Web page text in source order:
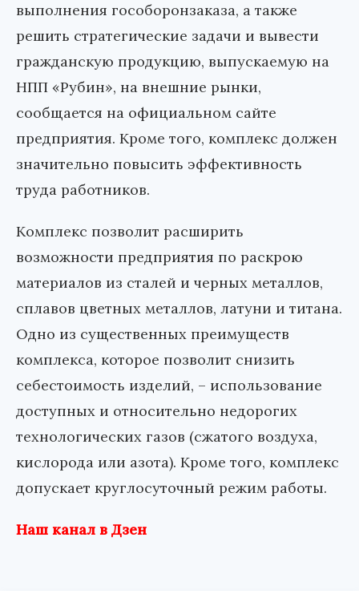
выполнения гособоронзаказа, а также
решить стратегические задачи и вывести
гражданскую продукцию, выпускаемую на
НПП «Рубин», на внешние рынки,
сообщается на официальном сайте
предприятия. Кроме того, комплекс должен
значительно повысить эффективность
труда работников.
Комплекс позволит расширить
возможности предприятия по раскрою
материалов из сталей и черных металлов,
сплавов цветных металлов, латуни и титана.
Одно из существенных преимуществ
комплекса, которое позволит снизить
себестоимость изделий, – использование
доступных и относительно недорогих
технологических газов (сжатого воздуха,
кислорода или азота). Кроме того, комплекс
допускает круглосуточный режим работы.
Наш канал в Дзен